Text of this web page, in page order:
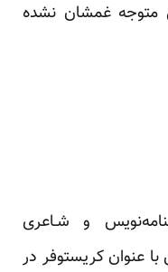
متوجه غمشان نشده
و شـاعری
عنوان کریستوفر در